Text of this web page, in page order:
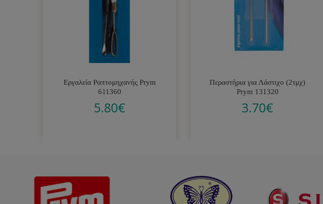
Εργαλεία Ραπτομηχανής Prym
611360
5.80€
Περαστήρια για Λάστιχο (2τμχ)
Prym 131320
3.70€